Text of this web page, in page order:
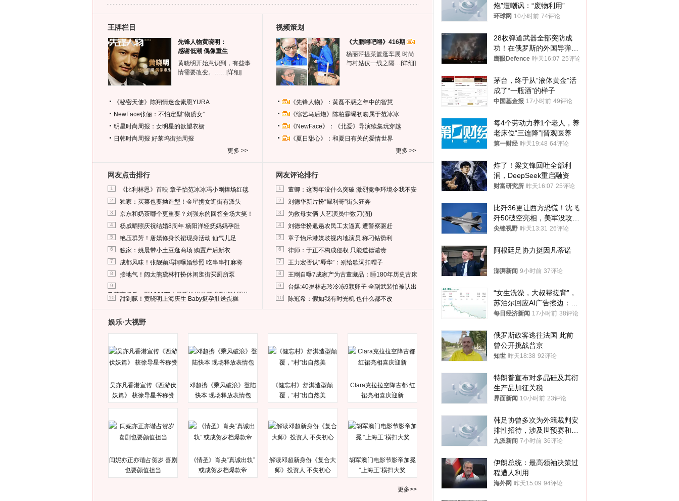
王牌栏目
先锋人物黄晓明：
感谢低潮 偶像重生
黄晓明开始意识到，有些事
情需要改变。…… [详细]
《秘密天使》陈翔情迷金素恩YURA
NewFace张俪：不怕定型“物质女”
明星时尚周报：女明星的欲望衣橱
日韩时尚周报 好莱坞街拍周报
更多 >>
视频策划
《大鹏嘚吧嘚》416期
杨丽萍提菜篮逛车展 时尚
与村姑仅一线之隔… [详细]
《先锋人物》：黄磊不惑之年中的智慧
《综艺马后炮》陈柏霖曝初吻属于范冰冰
《NewFace》：《北爱》导演续集玩穿越
《夏日甜心》：和夏日有关的爱情世界
更多 >>
网友点击排行
1 《比利林恩》首映 章子怡范冰冰冯小刚捧场红毯
2 独家：买菜也要拗造型！金星携女逛街有派头
3 京东和奶茶哪个更重要？刘强东的回答全场大笑！
4 杨威晒照庆祝结婚8周年 杨阳洋轻抚妈妈孕肚
5 艳压群芳！唐嫣修身长裙现身活动 仙气儿足
6 独家：姚晨带小土豆逛商场 购置产后新衣
7 成都风味！张靓颖冯轲曝婚纱照 吃串串打麻将
8 接地气！阔太熊黛林打扮休闲逛街买厕所泵
9
马蓉离婚后，砸1000万人民币给媒体要求删掉这照片
10 甜到腻！黄晓明上海庆生 Baby挺孕肚送蛋糕
网友评论排行
1 董卿：这两年没什么突破 激烈竞争环境令我不安
2 刘德华新片扮“犀利哥”街头狂奔
3 为救母女俩 人艺演员中数刀(图)
4 刘德华扮邋遢农民工太逼真 遭警察驱赶
5 章子怡斥港媒歧视内地演员 称刁钻势利
6 律师：于正不构成侵权 只能道德谴责
7 王力宏否认“辱华”：别给歌词扣帽子
8 王刚自曝7成家产为古董藏品：睡180年历史古床
9 台媒:40岁林志玲冷冻9颗卵子 全副武装怕被认出
10 陈冠希：假如我有时光机 也什么都不改
娱乐·大视野
吴亦凡香港宣传《西游伏
妖篇》 获徐导星爷称赞
邓超携《乘风破浪》登陆
快本 现场释放表情包
《健忘村》舒淇造型颠
覆，“村”出自然美
Clara克拉拉空降古都 红
裙亮相喜庆迎新
闫妮亦正亦谐占贺岁 喜剧
也要颜值担当
《情圣》肖央“真诚出轨”
或成贺岁档爆款帝
解读邓超新身份《复合大
师》投资人 不失初心
胡军澳门电影节影帝加冕
“上海王”横扫大奖
更多>>
炮”遭嘲讽：“废物利用”
环球网 10小时前 74评论
28枚弹道武器全部突防成
功！在俄罗斯的外国导弹发
射车都是合法打击目标
鹰眼Defence 昨天16:07 25评论
茅台，终于从“液体黄金”活
成了“一瓶酒”的样子
中国基金报 17小时前 49评论
每4个劳动力养1个老人，养
老床位“三连降”|晋观医养
第一财经 昨天19:48 64评论
炸了！梁文锋回吐全部利
润，DeepSeek重启融资
财富研究所 昨天16:07 25评论
比歼36更让西方恐慌！沈飞
歼50破空亮相，美军没攻克
的技术被拿下
尖锋视野 昨天13:31 26评论
阿根廷足协力挺因凡蒂诺
澎湃新闻 9小时前 37评论
“女生洗澡，大叔帮搓背”，
苏泊尔回应AI广告擦边：视
频全下架，已强化内容管理
每日经济新闻 17小时前 38评论
俄罗斯政客逃往法国 此前
曾公开挑战普京
知世 昨天18:38 92评论
特朗普宣布对多晶硅及其衍
生产品加征关税
界面新闻 10小时前 23评论
韩足协曾多次为外籍裁判安
排性招待，涉及世预赛和奥
预赛，韩足协回应
九派新闻 7小时前 36评论
伊朗总统：最高领袖决策过
程遭人利用
海外网 昨天15:09 94评论